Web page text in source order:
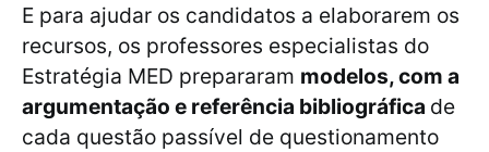
E para ajudar os candidatos a elaborarem os
recursos, os professores especialistas do
Estratégia MED prepararam modelos, com a
argumentação e referência bibliográfica de
cada questão passível de questionamento